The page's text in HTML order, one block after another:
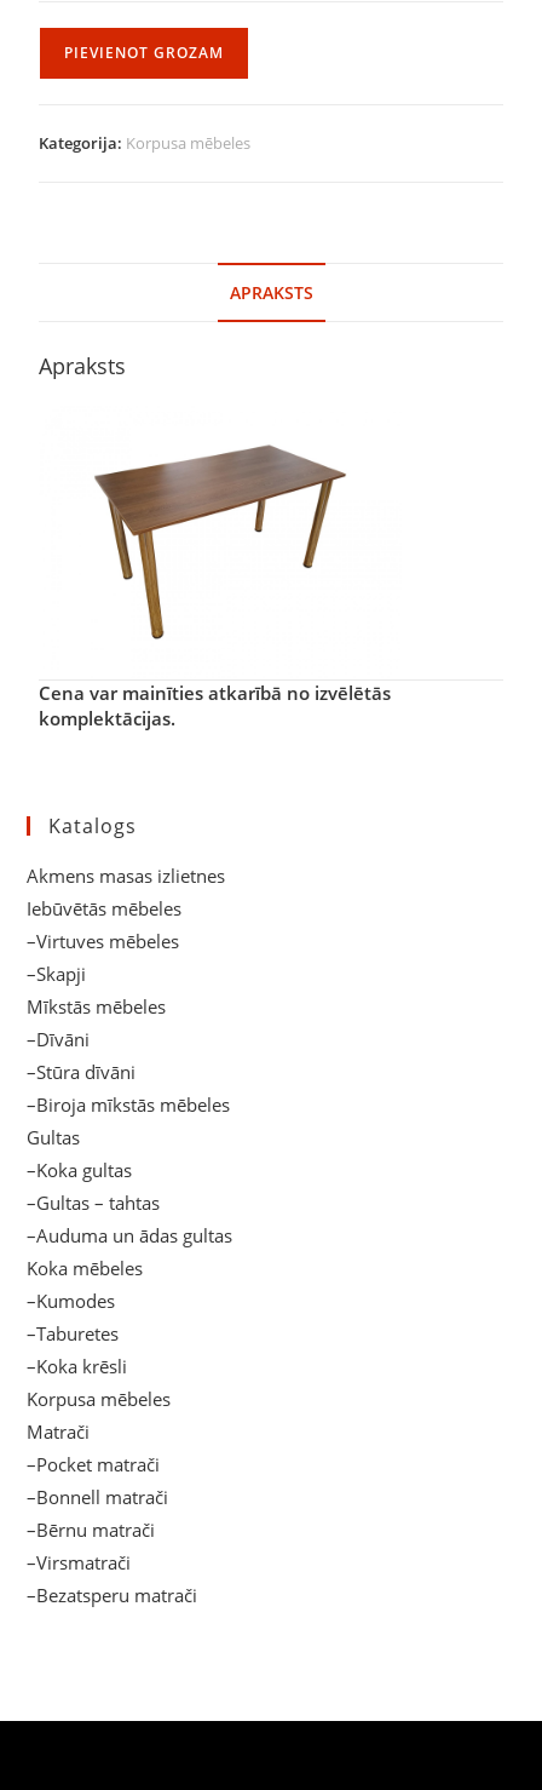
PIEVIENOT GROZAM
Kategorija: Korpusa mēbeles
APRAKSTS
Apraksts
Cena var mainīties atkarībā no izvēlētās
komplektācijas.
Katalogs
Akmens masas izlietnes
Iebūvētās mēbeles
–Virtuves mēbeles
–Skapji
Mīkstās mēbeles
–Dīvāni
–Stūra dīvāni
–Biroja mīkstās mēbeles
Gultas
–Koka gultas
–Gultas – tahtas
–Auduma un ādas gultas
Koka mēbeles
–Kumodes
–Taburetes
–Koka krēsli
Korpusa mēbeles
Matrači
–Pocket matrači
–Bonnell matrači
–Bērnu matrači
–Virsmatrači
–Bezatsperu matrači